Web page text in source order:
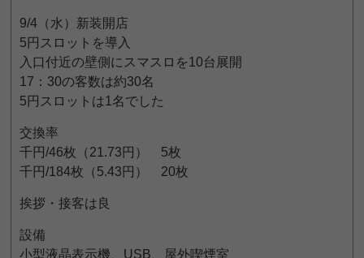
9/4（水）新装開店
5円スロットを導入
入口付近の壁側にスマスロを10台展開
17：30の客数は約30名
5円スロットは1名でした
交換率
千円/46枚（21.73円） 5枚
千円/184枚（5.43円） 20枚
挨拶・接客は良
設備
小型液晶表示機、USB、屋外喫煙室